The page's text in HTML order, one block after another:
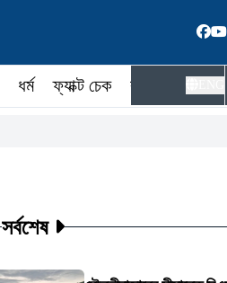
ধর্ম ফ্যাক্ট চেক কর্মকর্তা
সর্বশেষ